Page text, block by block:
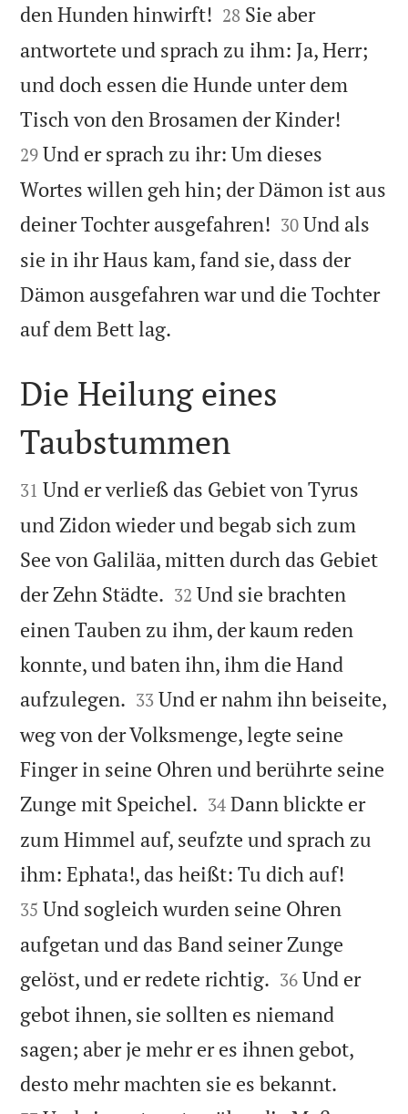
den Hunden hinwirft! 

28 Sie aber
antwortete und sprach zu ihm: Ja, Herr;
und doch essen die Hunde unter dem
Tisch von den Brosamen der Kinder!
29 Und er sprach zu ihr: Um dieses
Wortes willen geh hin; der Dämon ist aus
deiner Tochter ausgefahren! 

30 Und als
sie in ihr Haus kam, fand sie, dass der
Dämon ausgefahren war und die Tochter
auf dem Bett lag.

Die Heilung eines
Taubstummen

31 Und er verließ das Gebiet von Tyrus
und Zidon wieder und begab sich zum
See von Galiläa, mitten durch das Gebiet
der Zehn Städte. 

32 Und sie brachten
einen Tauben zu ihm, der kaum reden
konnte, und baten ihn, ihm die Hand
aufzulegen. 

33 Und er nahm ihn beiseite,
weg von der Volksmenge, legte seine
Finger in seine Ohren und berührte seine
Zunge mit Speichel. 

34 Dann blickte er
zum Himmel auf, seufzte und sprach zu
ihm: Ephata!, das heißt: Tu dich auf!
35 Und sogleich wurden seine Ohren
aufgetan und das Band seiner Zunge
gelöst, und er redete richtig. 

36 Und er
gebot ihnen, sie sollten es niemand
sagen; aber je mehr er es ihnen gebot,
desto mehr machten sie es bekannt.